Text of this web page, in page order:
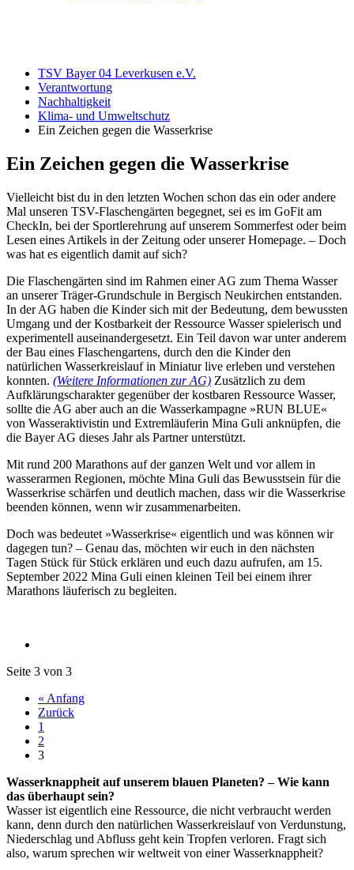
TSV Bayer 04 Leverkusen e.V.
Verantwortung
Nachhaltigkeit
Klima- und Umweltschutz
Ein Zeichen gegen die Wasserkrise
Ein Zeichen gegen die Wasserkrise
Vielleicht bist du in den letzten Wochen schon das ein oder andere
Mal unseren TSV-Flaschengärten begegnet, sei es im GoFit am
CheckIn, bei der Sportlerehrung auf unserem Sommerfest oder beim
Lesen eines Artikels in der Zeitung oder unserer Homepage. – Doch
was hat es eigentlich damit auf sich?
Die Flaschengärten sind im Rahmen einer AG zum Thema Wasser
an unserer Träger-Grundschule in Bergisch Neukirchen entstanden.
In der AG haben die Kinder sich mit der Bedeutung, dem bewussten
Umgang und der Kostbarkeit der Ressource Wasser spielerisch und
experimentell auseinandergesetzt. Ein Teil davon war unter anderem
der Bau eines Flaschengartens, durch den die Kinder den
natürlichen Wasserkreislauf in Miniatur live erleben und verstehen
konnten. (Weitere Informationen zur AG) Zusätzlich zu dem
Aufklärungscharakter gegenüber der kostbaren Ressource Wasser,
sollte die AG aber auch an die Wasserkampagne »RUN BLUE«
von Wasseraktivistin und Extremläuferin Mina Guli anknüpfen, die
die Bayer AG dieses Jahr als Partner unterstützt.
Mit rund 200 Marathons auf der ganzen Welt und vor allem in
wasserarmen Regionen, möchte Mina Guli das Bewusstsein für die
Wasserkrise schärfen und deutlich machen, dass wir die Wasserkrise
beenden können, wenn wir zusammenarbeiten.
Doch was bedeutet »Wasserkrise« eigentlich und was können wir
dagegen tun? – Genau das, möchten wir euch in den nächsten
Tagen Stück für Stück erklären und euch dazu aufrufen, am 15.
September 2022 Mina Guli einen kleinen Teil bei einem ihrer
Marathons läuferisch zu begleiten.
Seite 3 von 3
« Anfang
Zurück
1
2
3
Wasserknappheit auf unserem blauen Planeten? – Wie kann
das überhaupt sein?
Wasser ist eigentlich eine Ressource, die nicht verbraucht werden
kann, denn durch den natürlichen Wasserkreislauf von Verdunstung,
Niederschlag und Abfluss geht kein Tropfen verloren. Fragt sich
also, warum sprechen wir weltweit von einer Wasserknappheit?